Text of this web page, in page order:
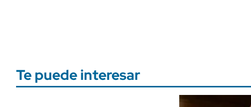
Te puede interesar